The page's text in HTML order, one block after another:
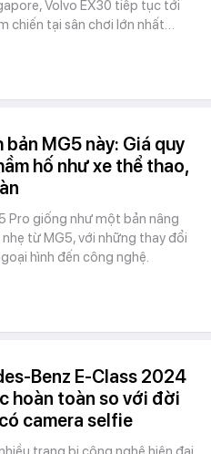
Volvo EX30 tiếp tục tới
chiến tại sân chơi lớn nhất…
MG5 này: Giá quy
hố như xe thể thao,
Pro giống như một bản nâng
nhẹ từ MG5, với những thay đổi
hình đến công nghệ.
Benz E-Class 2024
hoàn toàn so với đời
camera selfie